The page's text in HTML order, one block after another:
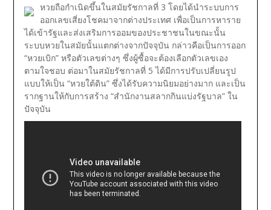
หวยถือกำเนิดขึ้นในสมัยรัชกาลที่ 3 โดยได้นำระบบการ
ออกเลขเสี่ยงโชคมาจากต่างประเทศ เพื่อเป็นการหาราย
ได้เข้ารัฐและส่งเสริมการออมของประชาชนในขณะนั้น
ระบบหวยในสมัยนั้นแตกต่างจากปัจจุบัน กล่าวคือเป็นการออก
“หวยเบิก” หรือตัวเลขต่างๆ ซึ่งผู้ซื้อจะต้องเลือกตัวเลขเอง
ตามใจชอบ ต่อมาในสมัยรัชกาลที่ 5 ได้มีการปรับเปลี่ยนรูป
แบบให้เป็น “หวยใต้ดิน” ซึ่งได้รับความนิยมอย่างมาก และเป็น
รากฐานให้กับการสร้าง “สำนักงานสลากกินแบ่งรัฐบาล” ใน
ปัจจุบัน